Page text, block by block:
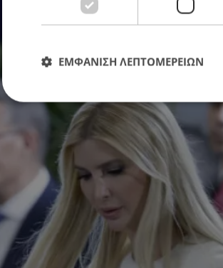
ΕΜΦΑΝΙΣΗ ΛΕΠΤΟΜΕΡΕΙΩΝ